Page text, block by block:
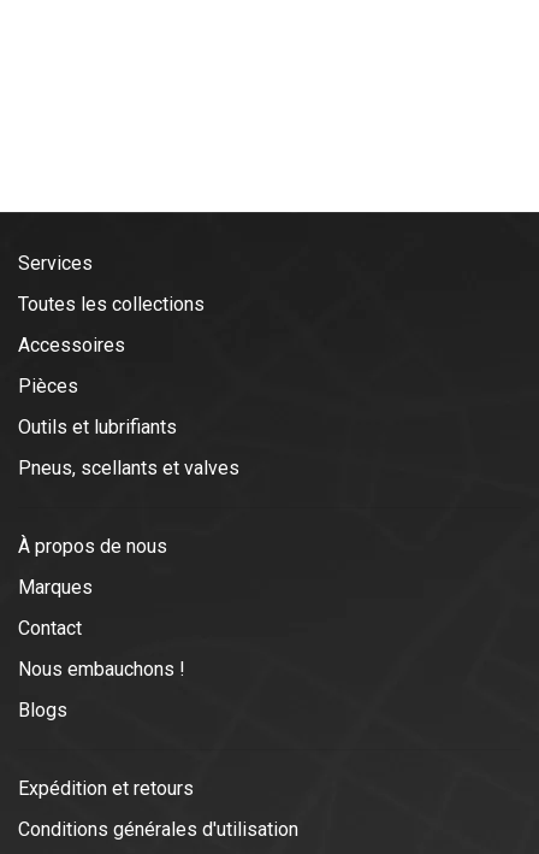
Services
Toutes les collections
Accessoires
Pièces
Outils et lubrifiants
Pneus, scellants et valves
À propos de nous
Marques
Contact
Nous embauchons !
Blogs
Expédition et retours
Conditions générales d'utilisation